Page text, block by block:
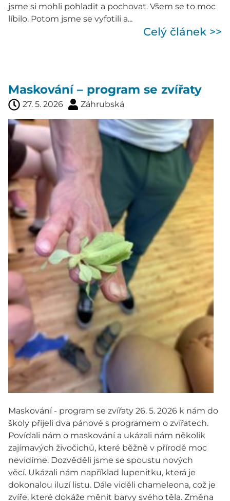
jsme si mohli pohladit a pochovat. Všem se to moc
líbilo. Potom jsme se vyfotili a...
Celý článek >>
Maskování – program se zvířaty
27. 5. 2026 Záhrubská
Maskování - program se zvířaty 26. 5. 2026 k nám do
školy přijeli dva pánové s programem o zvířatech.
Povídali nám o maskování a ukázali nám několik
zajímavých živočichů, které běžně v přírodě moc
nevidíme. Dozvěděli jsme se spoustu nových
věcí. Ukázali nám například lupenitku, která je
dokonalou iluzí listu. Dále viděli chameleona, což je
zvíře, které dokáže měnit barvy svého těla. Změna